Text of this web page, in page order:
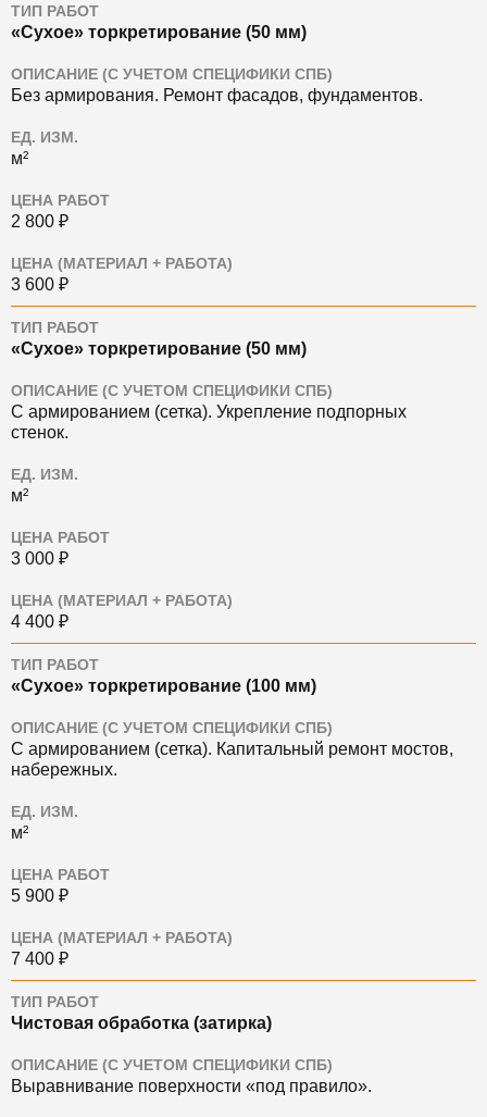
ТИП РАБОТ
«Сухое» торкретирование (50 мм)
ОПИСАНИЕ (С УЧЕТОМ СПЕЦИФИКИ СПБ)
Без армирования. Ремонт фасадов, фундаментов.
ЕД. ИЗМ.
м²
ЦЕНА РАБОТ
2 800 ₽
ЦЕНА (МАТЕРИАЛ + РАБОТА)
3 600 ₽
ТИП РАБОТ
«Сухое» торкретирование (50 мм)
ОПИСАНИЕ (С УЧЕТОМ СПЕЦИФИКИ СПБ)
С армированием (сетка). Укрепление подпорных
стенок.
ЕД. ИЗМ.
м²
ЦЕНА РАБОТ
3 000 ₽
ЦЕНА (МАТЕРИАЛ + РАБОТА)
4 400 ₽
ТИП РАБОТ
«Сухое» торкретирование (100 мм)
ОПИСАНИЕ (С УЧЕТОМ СПЕЦИФИКИ СПБ)
С армированием (сетка). Капитальный ремонт мостов,
набережных.
ЕД. ИЗМ.
м²
ЦЕНА РАБОТ
5 900 ₽
ЦЕНА (МАТЕРИАЛ + РАБОТА)
7 400 ₽
ТИП РАБОТ
Чистовая обработка (затирка)
ОПИСАНИЕ (С УЧЕТОМ СПЕЦИФИКИ СПБ)
Выравнивание поверхности «под правило».